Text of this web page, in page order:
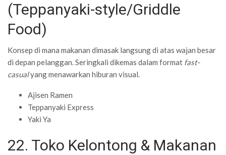
(Teppanyaki-style/Griddle
Food)
Konsep di mana makanan dimasak langsung di atas wajan besar
di depan pelanggan. Seringkali dikemas dalam format fast-
casualyang menawarkan hiburan visual.
Ajisen Ramen
Teppanyaki Express
Yaki Ya
22. Toko Kelontong & Makanan